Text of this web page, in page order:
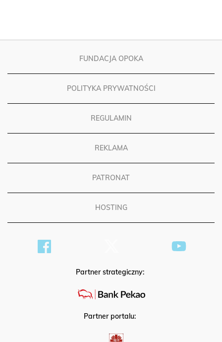
FUNDACJA OPOKA
POLITYKA PRYWATNOŚCI
REGULAMIN
REKLAMA
PATRONAT
HOSTING
Partner strategiczny:
Partner portalu: